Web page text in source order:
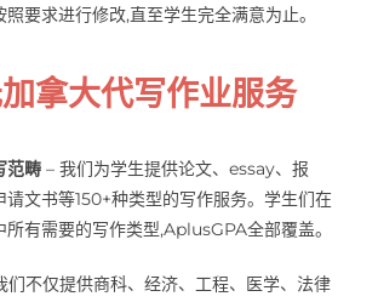
要求进行修改,直至学生完全满意为止。
加拿大代写作业服务
范畴– 我们为学生提供论文、essay、报
请文书等150+种类型的写作服务。学生们在
有需要的写作类型,AplusGPA全部覆盖。
们不仅提供商科、经济、工程、医学、法律